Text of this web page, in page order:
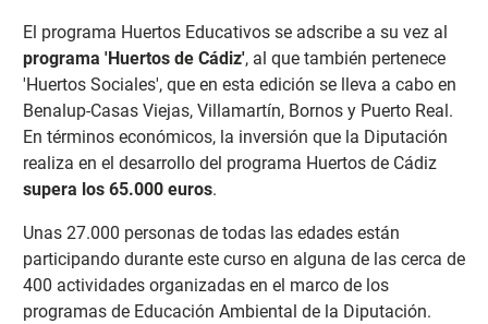
El programa Huertos Educativos se adscribe a su vez al
programa 'Huertos de Cádiz', al que también pertenece
'Huertos Sociales', que en esta edición se lleva a cabo en
Benalup-Casas Viejas, Villamartín, Bornos y Puerto Real.
En términos económicos, la inversión que la Diputación
realiza en el desarrollo del programa Huertos de Cádiz
supera los 65.000 euros.
Unas 27.000 personas de todas las edades están
participando durante este curso en alguna de las cerca de
400 actividades organizadas en el marco de los
programas de Educación Ambiental de la Diputación.